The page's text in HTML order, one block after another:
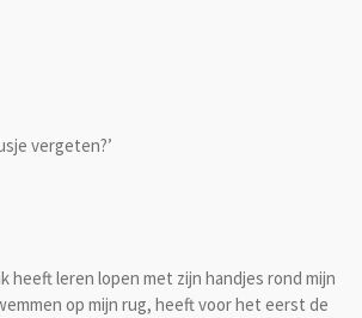
vergeten?’
heeft leren lopen met zijn handjes rond mijn
op mijn rug, heeft voor het eerst de